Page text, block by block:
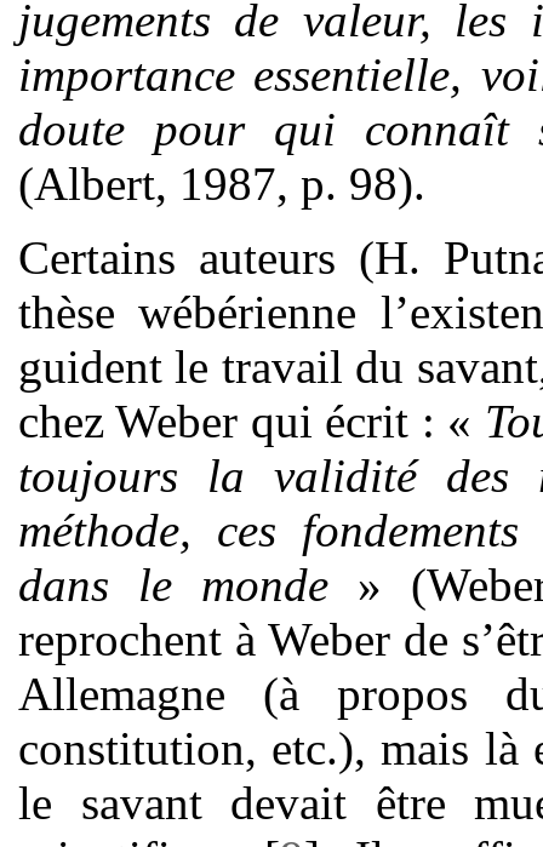
jugements de valeur,
importance essentielle,
doute pour qui connaît
(Albert, 1987, p. 98).
Certains auteurs (H.
thèse wébérienne
guident le travail du
chez Weber qui écrit : «
toujours la validité
méthode, ces
dans le monde »
reprochent à Weber de
Allemagne (à propos
constitution, etc.), mais là
le savant devait être